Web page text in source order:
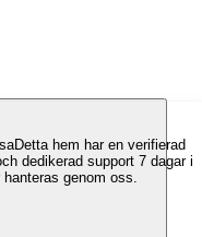
Detta hem har en verifierad
dedikerad support 7 dagar i
genom oss.